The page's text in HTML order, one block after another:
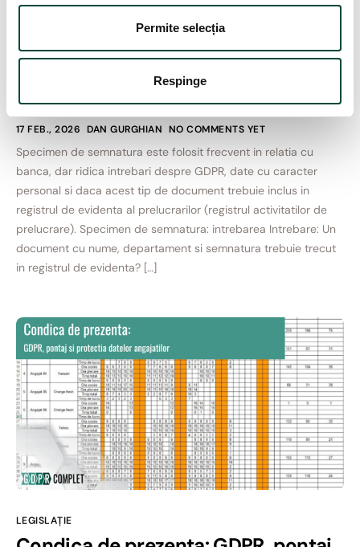
Permite selecția
Respinge
LEGISLAȚIE
Specimen de semnatura pentru
banca: este data cu caracter
personal si trebuie trecut in
registrul de evidenta?
17 FEB., 2026 DAN GURGHIAN NO COMMENTS YET
Specimen de semnatura este folosit frecvent in relatia cu
banca, dar ridica intrebari despre GDPR, date cu caracter
personal si daca acest tip de document trebuie inclus in
registrul de evidenta al prelucrarilor (registrul activitatilor de
prelucrare). Specimen de semnatura: intrebarea Intrebare: Un
document cu nume, departament si semnatura trebuie trecut
in registrul de evidenta? […]
LEGISLAȚIE